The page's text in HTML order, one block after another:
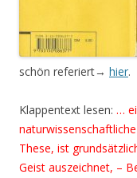
schön referiert→ hier.
Klappentext lesen: …
These, ist
Geist auszeichnet, –